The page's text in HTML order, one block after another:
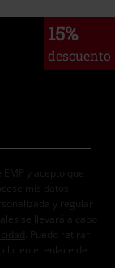
15%
descuento
y acepto que
mis datos
y regular
se llevará a cabo
. Puedo retirar
en el enlace de